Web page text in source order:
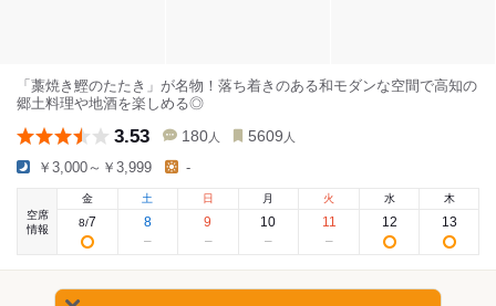
「藁焼き鰹のたたき」が名物！落ち着きのある和モダンな空間で高知の
郷土料理や地酒を楽しめる◎
3.53 180 人 5609 人
￥3,000～￥3,999 -
空席
情報
金
8/7
土
8
日
9
月
10
火
11
水
12
木
13